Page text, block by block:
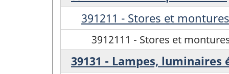
391211 - Stores et
3912111 - Stores et
39131 - Lampes,